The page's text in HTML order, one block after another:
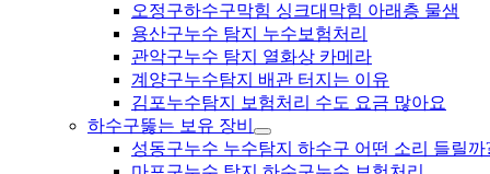
오정구하수구막힘 싱크대막힘 아래층 물샘
용산구누수 탐지 누수보험처리
관악구누수 탐지 열화상 카메라
계양구누수탐지 배관 터지는 이유
김포누수탐지 보험처리 수도 요금 많아요
하수구뚫는 보유 장비
성동구누수 누수탐지 하수구 어떤 소리 들릴까